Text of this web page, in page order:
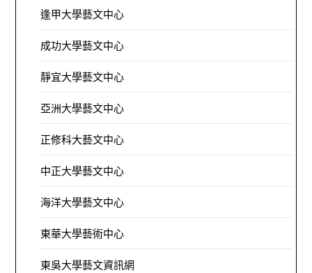
逢甲大學藝文中心
成功大學藝文中心
靜宜大學藝文中心
亞洲大學藝文中心
正修科大藝文中心
中正大學藝文中心
海洋大學藝文中心
東華大學藝術中心
東吳大學藝文資訊網